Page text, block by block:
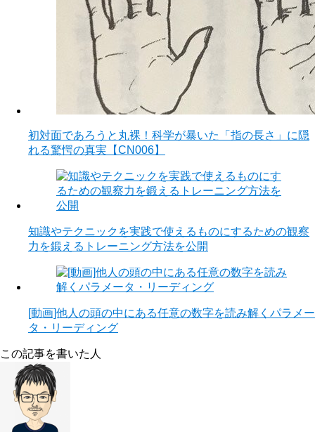
初対面であろうと丸裸！科学が暴いた「指の長さ」に隠
れる驚愕の真実【CN006】
知識やテクニックを実践で使えるものにするための観察
力を鍛えるトレーニング方法を公開
[動画]他人の頭の中にある任意の数字を読み解くパラメー
タ・リーディング
この記事を書いた人